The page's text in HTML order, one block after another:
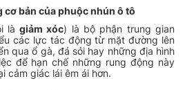
bản của phuộc nhún ô tô
làgiảm xóc) là bộ phận trung gian
các lực tác động từ mặt đường lên
qua ổ gà, đá sỏi hay những địa hình
để hạn chế những rung động này
cảm giác lái êm ái hơn.